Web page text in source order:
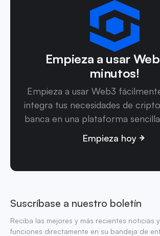
Empieza a usar
minutos!
Empieza a usar Web3
integra tus necesidades de
banca en una plataforma
Empieza hoy
Suscríbase a nuestro boletín
Reciba las mejores y más recientes noticias
funciones directamente en su bandeja de